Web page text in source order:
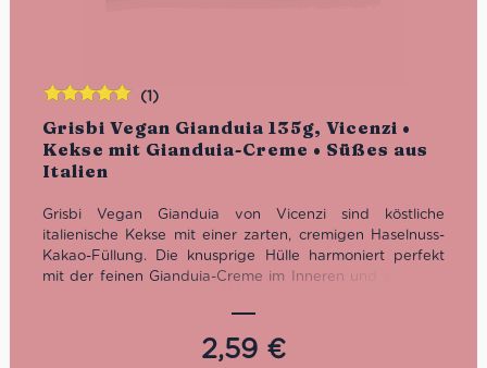
Grisbi Vegan Gianduia 135g, Vicenzi •
Kekse mit Gianduia-Creme • Süßes aus
Italien
(1)
Grisbi Vegan Gianduia von Vicenzi sind köstliche
italienische Kekse mit einer zarten, cremigen Haselnuss-
Kakao-Füllung. Die knusprige Hülle harmoniert perfekt
mit der feinen Gianduia-Creme im Inneren und sorgt für
tierische Zutaten hergestellt, verbinden diese veganen
Kekse traditionelle italienische Backkunst mit modernem
Genuss. Ideal als süße Begleitung zum Kaffee, als kleine
2,59 €
Bewertet
mit5.00von
5